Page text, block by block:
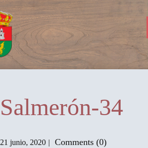
Salmerón-34
21 junio, 2020 Comments (0)